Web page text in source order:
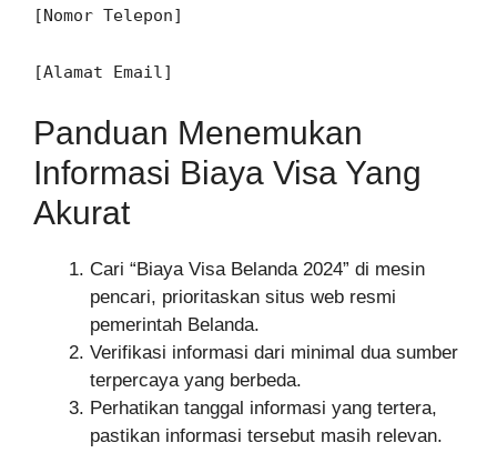
[Nomor Telepon]
[Alamat Email]
Panduan Menemukan
Informasi Biaya Visa Yang
Akurat
Cari “Biaya Visa Belanda 2024” di mesin
pencari, prioritaskan situs web resmi
pemerintah Belanda.
Verifikasi informasi dari minimal dua sumber
terpercaya yang berbeda.
Perhatikan tanggal informasi yang tertera,
pastikan informasi tersebut masih relevan.